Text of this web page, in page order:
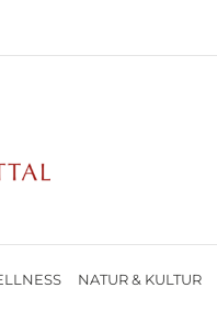
NATUR & KULTUR